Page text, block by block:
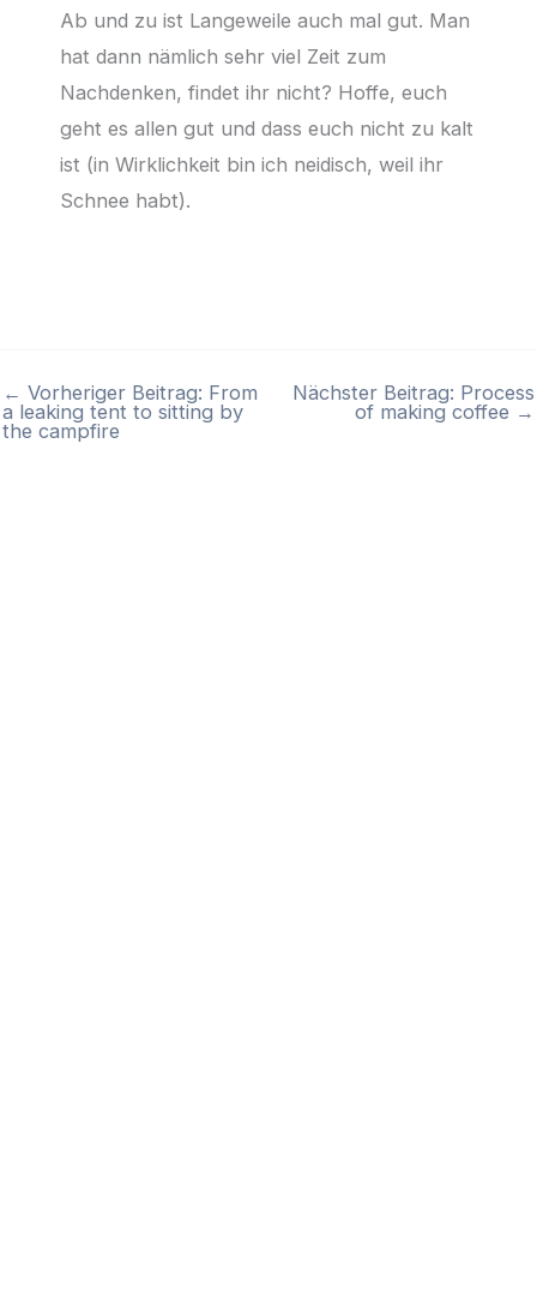
Ab und zu ist Langeweile auch mal gut. Man
hat dann nämlich sehr viel Zeit zum
Nachdenken, findet ihr nicht? Hoffe, euch
geht es allen gut und dass euch nicht zu kalt
ist (in Wirklichkeit bin ich neidisch, weil ihr
Schnee habt).
← Vorheriger Beitrag: From
a leaking tent to sitting by
the campfire
Nächster Beitrag: Process
of making coffee →